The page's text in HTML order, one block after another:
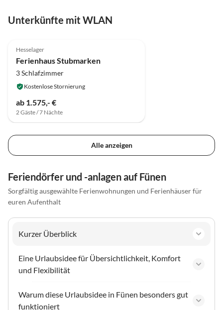
Unterkünfte mit WLAN
Hesselager
Ferienhaus Stubmarken
3 Schlafzimmer
Kostenlose Stornierung
ab 1.575,- €
2 Gäste / 7 Nächte
Alle anzeigen
Feriendörfer und -anlagen auf Fünen
Sorgfältig ausgewählte Ferienwohnungen und Ferienhäuser für
euren Aufenthalt
Kurzer Überblick
Eine Urlaubsidee für Übersichtlichkeit, Komfort
und Flexibilität
Warum diese Urlaubsidee in Fünen besonders gut
funktioniert